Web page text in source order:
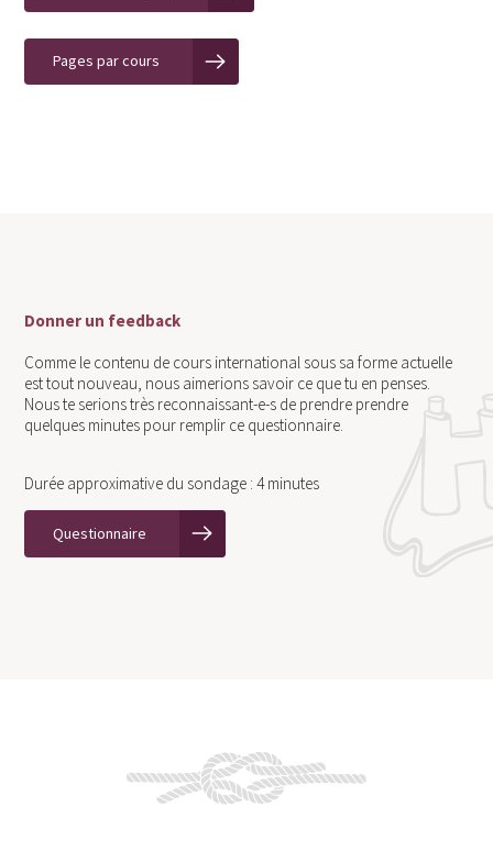
Pages par cours
Donner un feedback
Comme le contenu de cours international sous sa forme actuelle
est tout nouveau, nous aimerions savoir ce que tu en penses.
Nous te serions très reconnaissant-e-s de prendre prendre
quelques minutes pour remplir ce questionnaire.
Durée approximative du sondage : 4 minutes
Questionnaire